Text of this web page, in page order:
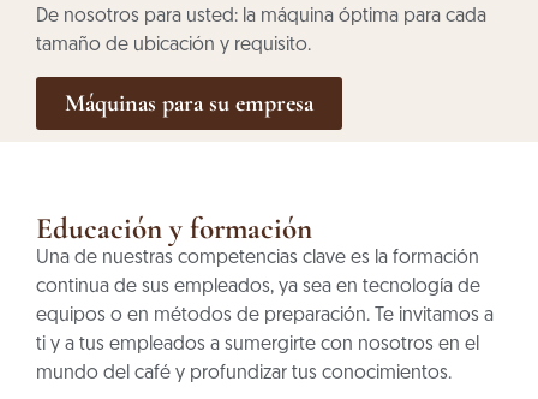
De nosotros para usted: la máquina óptima para cada
tamaño de ubicación y requisito.
Máquinas para su empresa
Educación y formación
Una de nuestras competencias clave es la formación
continua de sus empleados, ya sea en tecnología de
equipos o en métodos de preparación. Te invitamos a
ti y a tus empleados a sumergirte con nosotros en el
mundo del café y profundizar tus conocimientos.